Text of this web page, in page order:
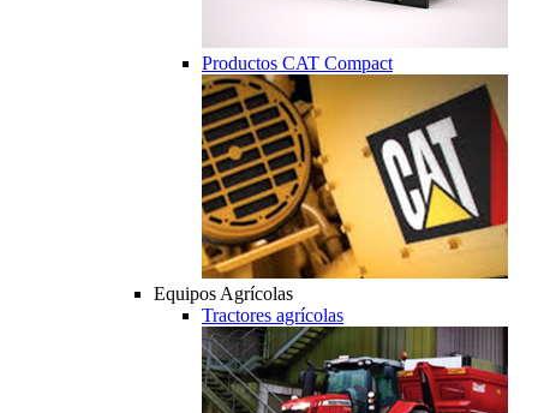
Productos CAT Compact
Equipos Agrícolas
Tractores agrícolas